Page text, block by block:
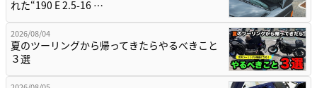
れた“190 E 2.5-16 …
2026/08/04
夏のツーリングから帰ってきたらやるべきこと
３選